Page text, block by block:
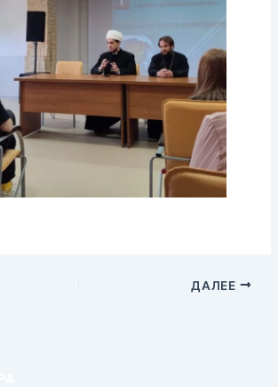
ДАЛЕЕ